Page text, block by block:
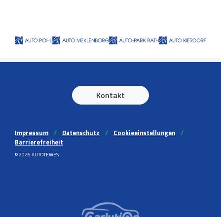
Kontakt
Impressum // Datenschutz // Cookieeinstellungen //
Barrierefreiheit
© 2026 AUTOTEWES